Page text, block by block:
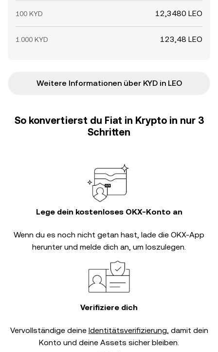
100 KYD 12,3480 LEO
1.000 KYD 123,48 LEO
Weitere Informationen über KYD in LEO
So konvertierst du Fiat in Krypto in nur 3
Schritten
Lege dein kostenloses OKX-Konto an
Wenn du es noch nicht getan hast, lade die OKX-App
herunter und melde dich an, um loszulegen.
Verifiziere dich
Vervollständige deine Identitätsverifizierung, damit dein
Konto und deine Assets sicher bleiben.